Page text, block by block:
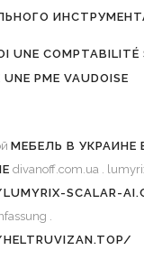
UNE COMPTABILITÉ
UNE PME VAUDOISE
МЕБЕЛЬ В УКРАИНЕ
divanoff.com.ua .
SCALAR-
.